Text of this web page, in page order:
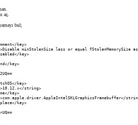
aç.
bul;
key>
minStolenSize less or equal fStolenMemorySize
key>
key>
key>
string>
key>
key>